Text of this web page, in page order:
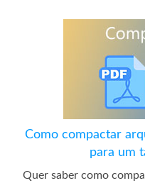
Como compactar
para um
Quer saber como